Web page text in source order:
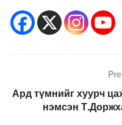
Ард түмнийг хуурч
нэмсэн